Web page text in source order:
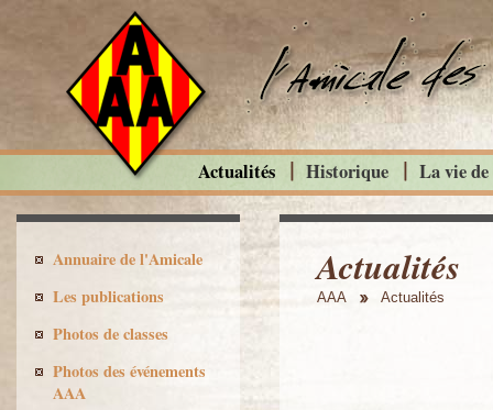
Actualités
AAA Actualités
Actualités Historique La vie
Annuaire de l'Amicale
Les publications
Photos de classes
Photos des événements
AAA